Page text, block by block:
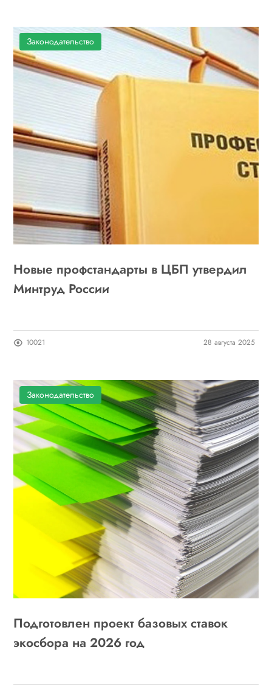
Законодательство
Новые профстандарты в ЦБП утвердил
Минтруд России
10021 28 августа 2025
Законодательство
Подготовлен проект базовых ставок
экосбора на 2026 год